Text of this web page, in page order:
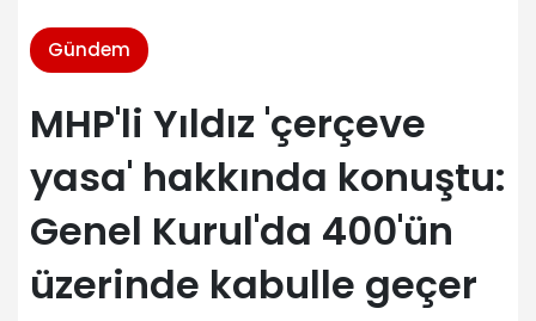
Gündem
MHP'li Yıldız 'çerçeve
yasa' hakkında konuştu:
Genel Kurul'da 400'ün
üzerinde kabulle geçer